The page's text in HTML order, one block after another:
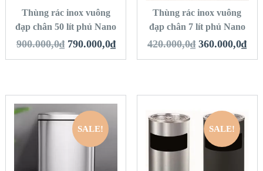
Thùng rác inox vuông
đạp chân 50 lít phủ Nano
900.000,0₫ 790.000,0₫
Thùng rác inox vuông
đạp chân 7 lít phủ Nano
420.000,0₫ 360.000,0₫
SALE!
QUICK LOOK
SALE!
QUICK LOOK